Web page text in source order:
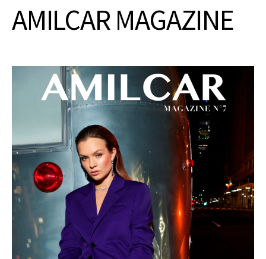
AMILCAR MAGAZINE